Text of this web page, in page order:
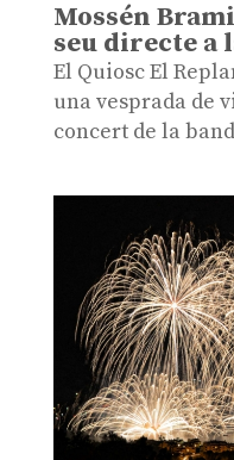
Mossén
seu directe a
El Quiosc El
una vesprada de
concert de la